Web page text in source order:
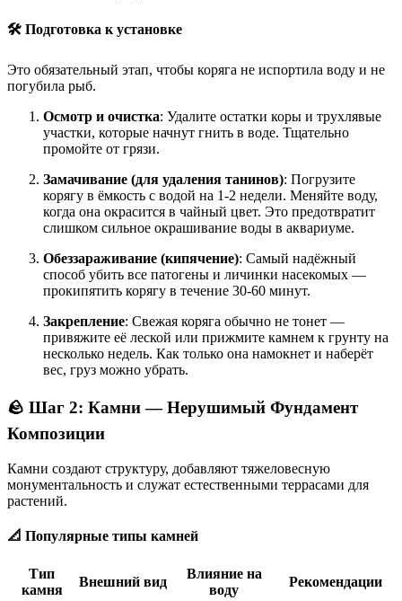
🛠️ Подготовка к установке
Это обязательный этап, чтобы коряга не испортила воду и не
погубила рыб.
Осмотр и очистка: Удалите остатки коры и трухлявые
участки, которые начнут гнить в воде. Тщательно
промойте от грязи.
Замачивание (для удаления танинов): Погрузите
корягу в ёмкость с водой на 1-2 недели. Меняйте воду,
когда она окрасится в чайный цвет. Это предотвратит
слишком сильное окрашивание воды в аквариуме.
Обеззараживание (кипячение): Самый надёжный
способ убить все патогены и личинки насекомых —
прокипятить корягу в течение 30-60 минут.
Закрепление: Свежая коряга обычно не тонет —
привяжите её леской или прижмите камнем к грунту на
несколько недель. Как только она намокнет и наберёт
вес, груз можно убрать.
🪨 Шаг 2: Камни — Нерушимый Фундамент
Композиции
Камни создают структуру, добавляют тяжеловесную
монументальность и служат естественными террасами для
растений.
📐 Популярные типы камней
Тип
камня
Внешний вид
Влияние на
воду
Рекомендации